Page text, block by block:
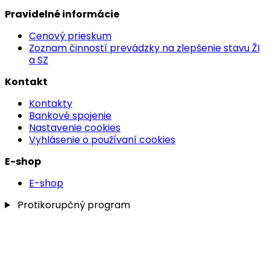
Pravidelné informácie
Cenový prieskum
Zoznam činností prevádzky na zlepšenie stavu ŽI
a SZ
Kontakt
Kontakty
Bankové spojenie
Nastavenie cookies
Vyhlásenie o používaní cookies
E-shop
E-shop
Protikorupčný program